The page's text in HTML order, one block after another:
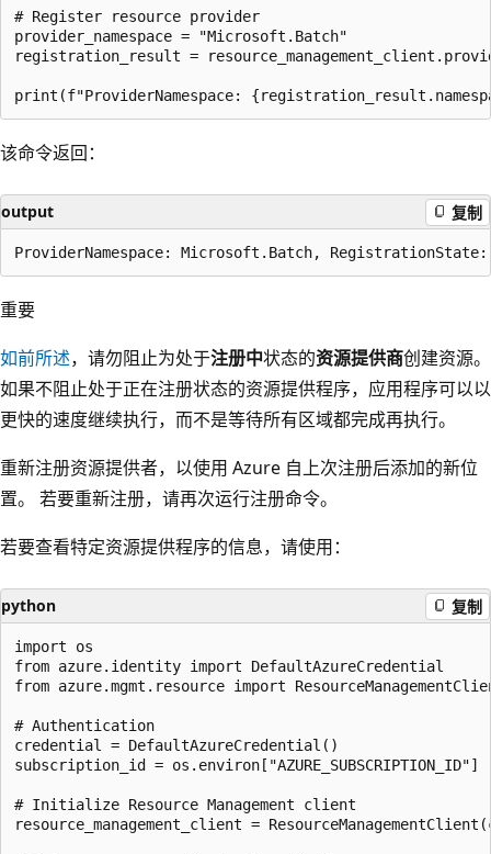
# Register resource provider
provider_namespace = "Microsoft.Batch"
registration_result =
该命令返回：
output 复制
重要
如前所述，请勿阻止为处于注册中状态的资源提供商创建资源。
如果不阻止处于正在注册状态的资源提供程序，应用程序可以以
更快的速度继续执行，而不是等待所有区域都完成再执行。
重新注册资源提供者，以使用 Azure 自上次注册后添加的新位
置。 若要重新注册，请再次运行注册命令。
若要查看特定资源提供程序的信息，请使用：
python 复制
import os
from azure.identity import DefaultAzureCredential
from azure.mgmt.resource import
# Authentication
credential = DefaultAzureCredential()
subscription_id =
# Initialize Resource Management client
resource_management_client =